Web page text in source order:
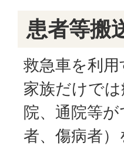
患者等搬
救急車を利
家族だけで
院、通院等
者、傷病者